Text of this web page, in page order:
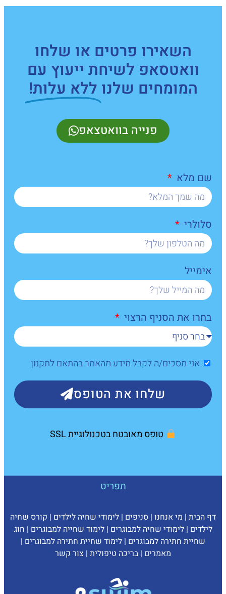
השאירו פרטים או שלחו
וואטסאפ לשיחת ייעוץ עם
המומחים שלנו ללא עלות!
פנייה בוואטצאפ
שם מלא
סלולרי
אימייל
בחרו את הסניף הרצוי
אני מסכים/ה לקבל מידע מהאתר בהתאם לתקנון
שלחו את הטופס
טופס מאובטח בטכנולוגיית SSL
תפריט
דף הבית | מי אנחנו | סניפים | לימודי שחיה לילדים | קורס שחיה
לילדים |לימודי שחיה למבוגרים |לימוד שחייה למבוגרים | חוג
שחיית חתירה למבוגרים | לימוד שחיית חתירה למבוגרים |
מאמרים | בריכה טיפולית | צור קשר